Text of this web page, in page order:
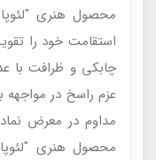
محصول هنری
استقامت خود را
چابکی و ظرافت با
عزم راسخ در مواجهه
مداوم در معرض
محصول هنری